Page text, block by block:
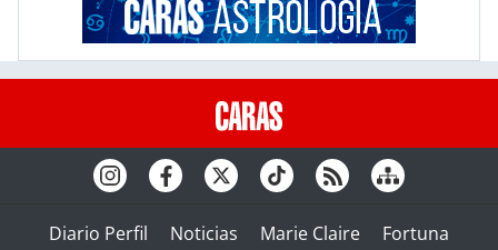
Diario Perfil Noticias Marie Claire
Fortuna